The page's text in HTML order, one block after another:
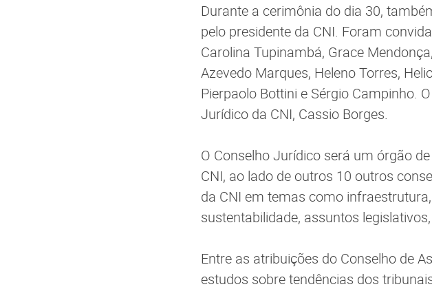
Durante a cerimônia do dia 30,
pelo presidente da CNI. Foram
Carolina Tupinambá, Grace
Azevedo Marques, Heleno Torres,
Pierpaolo Bottini e Sérgio Campinho.
Jurídico da CNI, Cassio Borges.
O Conselho Jurídico será um órgão
CNI, ao lado de outros 10 outros
da CNI em temas como
sustentabilidade, assuntos
Entre as atribuições do Conselho de
estudos sobre tendências dos